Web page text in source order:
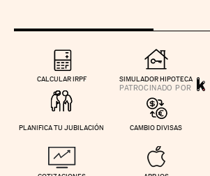
CALCULAR IRPF SIMULADOR HIPOTECA
PLANIFICA TU JUBILACIÓN CAMBIO DIVISAS